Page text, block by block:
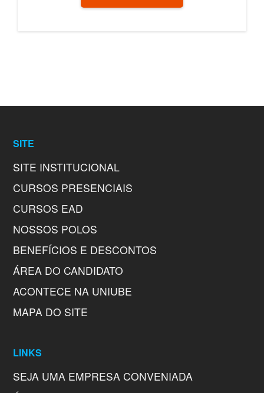
SITE
SITE INSTITUCIONAL
CURSOS PRESENCIAIS
CURSOS EAD
NOSSOS POLOS
BENEFÍCIOS E DESCONTOS
ÁREA DO CANDIDATO
ACONTECE NA UNIUBE
MAPA DO SITE
LINKS
SEJA UMA EMPRESA CONVENIADA